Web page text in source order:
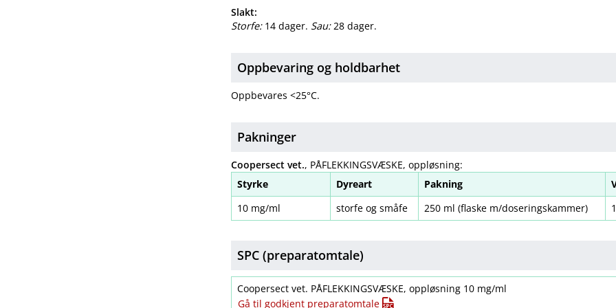
Slakt:
Storfe:14 dager. Sau:28 dager.
Oppbevaring og holdbarhet
Oppbevares <25°C.
Pakninger
Coopersect vet., PÅFLEKKINGSVÆSKE, oppløsning:
Styrke
Dyreart Pakning
10 mg/ml
storfe og småfe 250 ml (flaske m​/​doseringskammer)
SPC (preparatomtale)
Coopersect vet. PÅFLEKKINGSVÆSKE, oppløsning 10 mg/ml
Gå til godkjent preparatomtale